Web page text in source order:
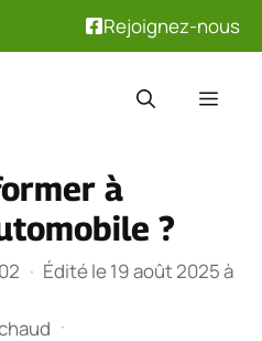
Rejoignez-nous
à
?
· Édité le 19 août 2025 à
·